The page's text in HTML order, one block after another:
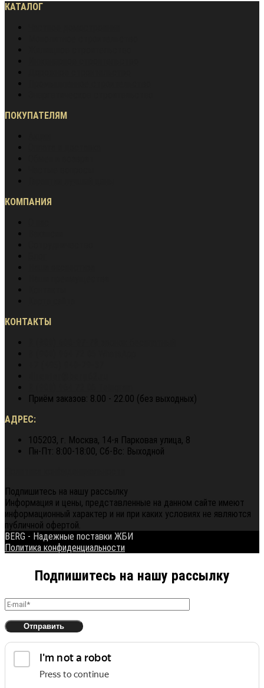
КАТАЛОГ
ПОКУПАТЕЛЯМ
КОМПАНИЯ
КОНТАКТЫ
Приём заказов: 8.00 - 22.00 (без выходных)
АДРЕС:
105203, г. Москва, 14-я Парковая улица, 8
Пн-Пт: 8:00-18:00, Сб-Вс: Выходной
Подпишитесь на нашу рассылку
Информация и цены, представленные на данном сайте имеют
информационный характер и ни при каких условиях не являются
публичной офертой.
BERG - Надежные поставки ЖБИ
Политика конфиденциальности
Подпишитесь на нашу рассылку